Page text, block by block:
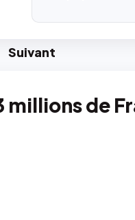
Suivant
millions de